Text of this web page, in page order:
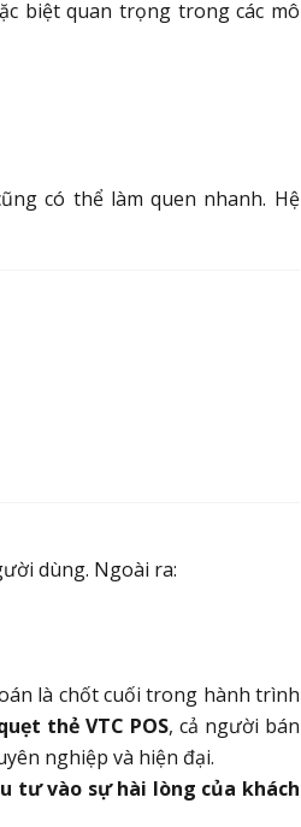
biệt quan trọng trong các mô
có thể làm quen nhanh. Hệ
dùng. Ngoài ra:
là chốt cuối trong hành trình
thẻ VTC POS, cả người bán
nghiệp và hiện đại.
tư vào sự hài lòng của khách